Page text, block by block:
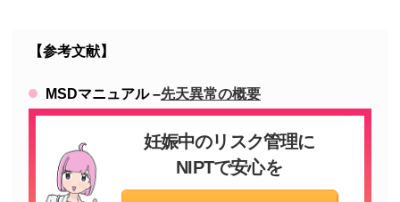
【参考文献】
MSDマニュアル –先天異常の概要
妊娠中のリスク管理に
NIPTで安心を